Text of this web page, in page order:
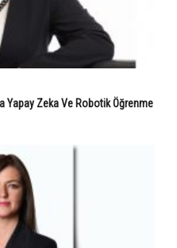
Yapay Zeka Ve Robotik Öğrenme